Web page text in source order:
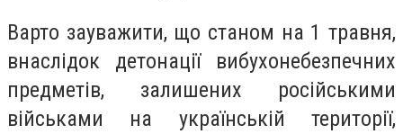
Варто зауважити, що станом на 1 травня,
внаслідок детонації вибухонебезпечних
предметів, залишених російськими
військами на українській території,